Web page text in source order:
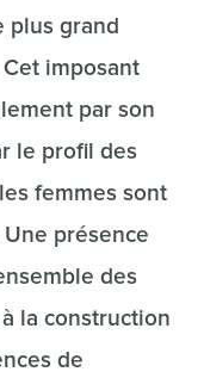
plus grand
imposant
par son
le profil des
femmes sont
présence
des
la construction
de